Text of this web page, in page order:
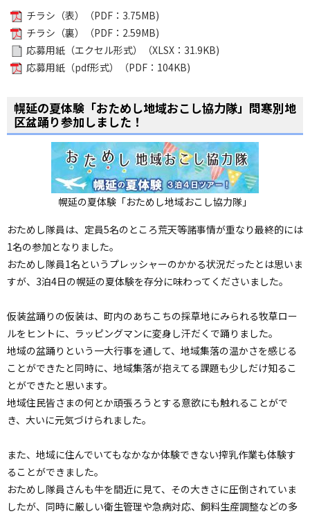
チラシ（表）（PDF：3.75MB)
チラシ（裏）（PDF：2.59MB)
応募用紙（エクセル形式）（XLSX：31.9KB)
応募用紙（pdf形式）（PDF：104KB)
ジ幌延の夏体験「おためし地域おこし協力隊」問寒別地
区盆踊り参加しました！
幌延の夏体験「おためし地域おこし協力隊」
おためし隊員は、定員5名のところ荒天等諸事情が重なり最終的には
1名の参加となりました。
おためし隊員1名というプレッシャーのかかる状況だったとは思いま
すが、3泊4日の幌延の夏体験を存分に味わってくださいました。
仮装盆踊りの仮装は、町内のあちこちの採草地にみられる牧草ロー
ルをヒントに、ラッピングマンに変身し汗だくで踊りました。
地域の盆踊りという一大行事を通して、地域集落の温かさを感じる
ことができたと同時に、地域集落が抱えてる課題も少しだけ知るこ
とができたと思います。
地域住民皆さまの何とか頑張ろうとする意欲にも触れることがで
き、大いに元気づけられました。
また、地域に住んでいてもなかなか体験できない搾乳作業も体験す
ることができました。
おためし隊員さんも牛を間近に見て、その大きさに圧倒されていま
したが、同時に厳しい衛生管理や急病対応、飼料生産調整などの多